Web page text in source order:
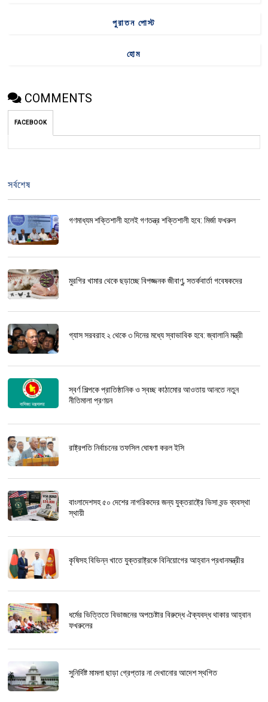
পুরাতন পোস্ট
হোম
COMMENTS
FACEBOOK
সর্বশেষ
গণমাধ্যম শক্তিশালী হলেই গণতন্ত্র শক্তিশালী হবে: মির্জা ফখরুল
মুরগির খামার থেকে ছড়াচ্ছে বিপজ্জনক জীবাণু, সতর্কবার্তা গবেষকদের
গ্যাস সরবরাহ ২ থেকে ৩ দিনের মধ্যে স্বাভাবিক হবে: জ্বালানি মন্ত্রী
স্বর্ণ শিল্পকে প্রাতিষ্ঠানিক ও স্বচ্ছ কাঠামোর আওতায় আনতে নতুন
নীতিমালা প্রণয়ন
রাষ্ট্রপতি নির্বাচনের তফসিল ঘোষণা করল ইসি
বাংলাদেশসহ ৫০ দেশের নাগরিকদের জন্য যুক্তরাষ্ট্রে ভিসা বন্ড ব্যবস্থা
স্থায়ী
কৃষিসহ বিভিন্ন খাতে যুক্তরাষ্ট্রকে বিনিয়োগের আহ্বান প্রধানমন্ত্রীর
ধর্মের ভিত্তিতে বিভাজনের অপচেষ্টার বিরুদ্ধে ঐক্যবদ্ধ থাকার আহ্বান
ফখরুলের
সুনির্দিষ্ট মামলা ছাড়া গ্রেপ্তার না দেখানোর আদেশ স্থগিত